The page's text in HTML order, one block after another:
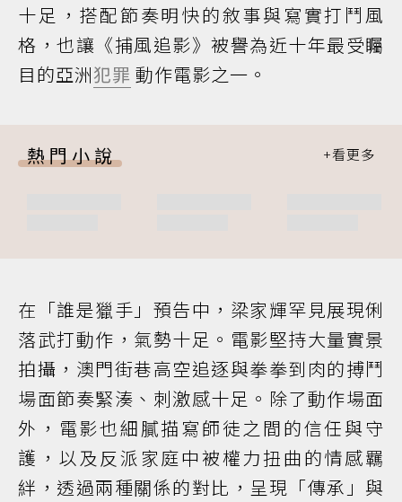
十足，搭配節奏明快的敘事與寫實打鬥風
格，也讓《捕風追影》被譽為近十年最受矚
目的亞洲犯罪 動作電影之一。
熱門小說
在「誰是獵手」預告中，梁家輝罕見展現俐
落武打動作，氣勢十足。電影堅持大量實景
拍攝，澳門街巷高空追逐與拳拳到肉的搏鬥
場面節奏緊湊、刺激感十足。除了動作場面
外，電影也細膩描寫師徒之間的信任與守
護，以及反派家庭中被權力扭曲的情感羈
絆，透過兩種關係的對比，呈現「傳承」與